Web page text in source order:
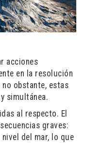
acciones
en la resolución
obstante, estas
simultánea.
al respecto. El
graves:
del mar, lo que